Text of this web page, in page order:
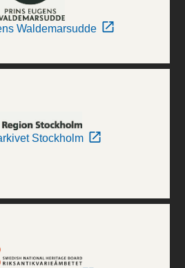
Waldemarsudde
Stockholm